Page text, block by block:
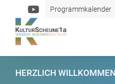
Programmkalender
HERZLICH WILLKOMMEN